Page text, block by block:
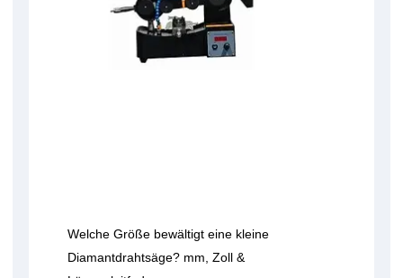
Welche Größe bewältigt eine kleine
Diamantdrahtsäge? mm, Zoll &